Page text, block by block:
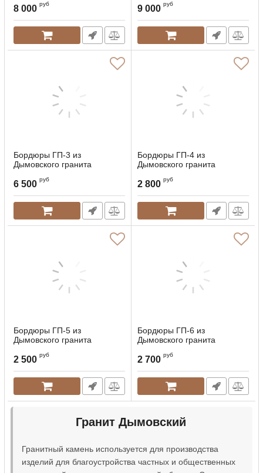
8 000 руб 9 000 руб
Бордюры ГП-3 из
Дымовского гранита
6 500 руб
Бордюры ГП-4 из
Дымовского гранита
2 800 руб
Бордюры ГП-5 из
Дымовского гранита
2 500 руб
Бордюры ГП-6 из
Дымовского гранита
2 700 руб
Гранит Дымовский
Гранитный камень используется для производства
изделий для благоустройства частных и общественных